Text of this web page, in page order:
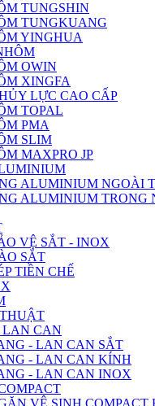
TUNGSHIN
TUNGKUANG
YINGHUA
OWIN
XINGFA
LỰC CAO CẤP
TOPAL
PMA
SLIM
MAXPRO JP
ALUMINIUM NGOÀI
ALUMINIUM TRONG
VỆ SẮT - INOX
SẮT
TIỀN CHẾ
CAN
- LAN CAN SẮT
- LAN CAN KÍNH
- LAN CAN INOX